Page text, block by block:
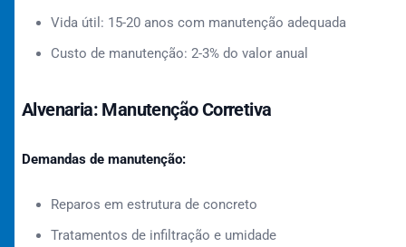
Vida útil: 15-20 anos com manutenção adequada
Custo de manutenção: 2-3% do valor anual
Alvenaria: Manutenção Corretiva
Demandas de manutenção:
Reparos em estrutura de concreto
Tratamentos de infiltração e umidade